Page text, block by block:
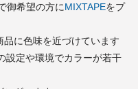
御希望の方にMIXTAPEをプ
品に色味を近づけています
設定や環境でカラーが若干